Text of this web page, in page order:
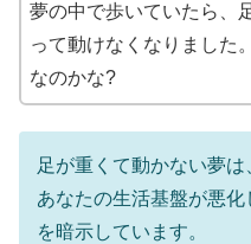
夢の中で歩いていたら、
って動けなくなりました
なのかな?
足が重くて動かない夢は
あなたの生活基盤が悪
を暗示しています。